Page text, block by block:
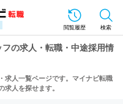
閲覧履歴 検索
の求人・転職・中途採用情
求人一覧ページです。マイナビ転職
求人を探せます。